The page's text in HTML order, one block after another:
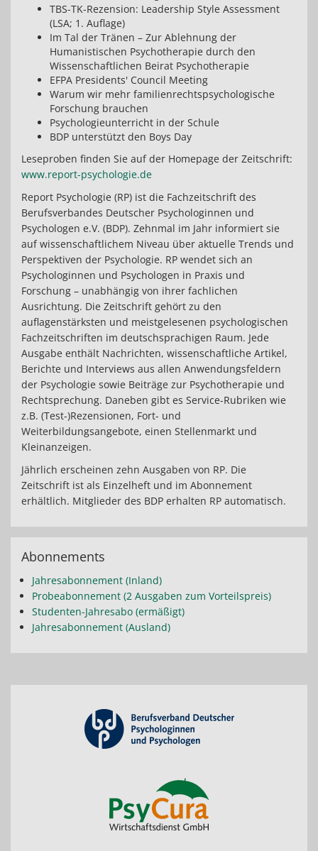
TBS-TK-Rezension: Leadership Style Assessment
(LSA; 1. Auflage)
Im Tal der Tränen – Zur Ablehnung der
Humanistischen Psychotherapie durch den
Wissenschaftlichen Beirat Psychotherapie
EFPA Presidents' Council Meeting
Warum wir mehr familienrechtspsychologische
Forschung brauchen
Psychologieunterricht in der Schule
BDP unterstützt den Boys Day
Leseproben finden Sie auf der Homepage der Zeitschrift:
www.report-psychologie.de
Report Psychologie (RP) ist die Fachzeitschrift des
Berufsverbandes Deutscher Psychologinnen und
Psychologen e.V. (BDP). Zehnmal im Jahr informiert sie
auf wissenschaftlichem Niveau über aktuelle Trends und
Perspektiven der Psychologie. RP wendet sich an
Psychologinnen und Psychologen in Praxis und
Forschung – unabhängig von ihrer fachlichen
Ausrichtung. Die Zeitschrift gehört zu den
auflagenstärksten und meistgelesenen psychologischen
Fachzeitschriften im deutschsprachigen Raum. Jede
Ausgabe enthält Nachrichten, wissenschaftliche Artikel,
Berichte und Interviews aus allen Anwendungsfeldern
der Psychologie sowie Beiträge zur Psychotherapie und
Rechtsprechung. Daneben gibt es Service-Rubriken wie
z.B. (Test-)Rezensionen, Fort- und
Weiterbildungsangebote, einen Stellenmarkt und
Kleinanzeigen.
Jährlich erscheinen zehn Ausgaben von RP. Die
Zeitschrift ist als Einzelheft und im Abonnement
erhältlich. Mitglieder des BDP erhalten RP automatisch.
Abonnements
Jahresabonnement (Inland)
Probeabonnement (2 Ausgaben zum Vorteilspreis)
Studenten-Jahresabo (ermäßigt)
Jahresabonnement (Ausland)